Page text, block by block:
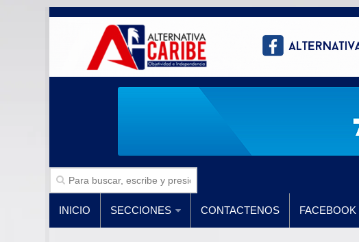
INICIO SECCIONES CONTACTENOS FACEBOOK